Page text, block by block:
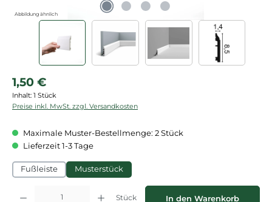
Abbildung ähnlich
Regulärer Preis:
1,50 €
Inhalt: 1 Stück
Preise inkl. MwSt. zzgl. Versandkosten
Maximale Muster-Bestellmenge: 2 Stück
Lieferzeit 1-3 Tage
Fußleiste Musterstück
Produkt Anzahl: Gib den gewünschten Wert ein oder benutze die
Stück In den Warenkorb